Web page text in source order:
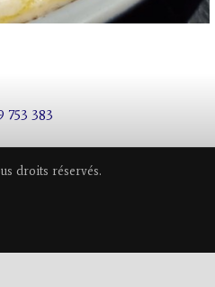
753 383
droits réservés.